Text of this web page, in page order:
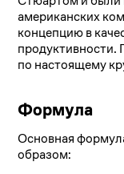
американских
концепцию в
продуктивности.
по настоящему
Формула
Основная
образом: